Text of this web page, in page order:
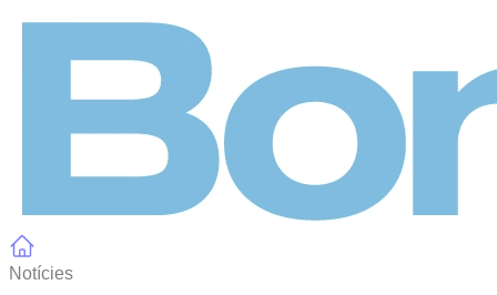
Notícies